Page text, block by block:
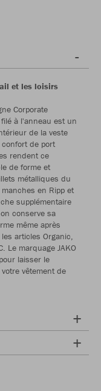
et les loisirs
Corporate
à l'anneau est un
de la veste
de port
rendent ce
de forme et
métalliques du
en Ripp et
supplémentaire
conserve sa
même après
articles Organic,
Le marquage JAKO
laisser le
vêtement de